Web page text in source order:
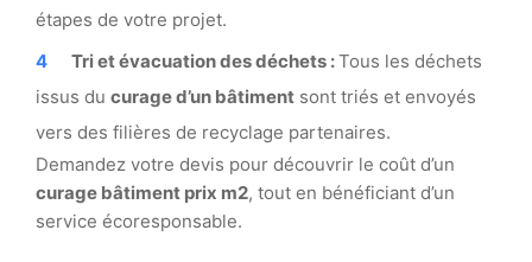
étapes de votre projet.
Tri et évacuation des déchets :Tous les déchets
issus du curage d’un bâtiment sont triés et envoyés
vers des filières de recyclage partenaires.
Demandez votre devis pour découvrir le coût d’un
curage bâtiment prix m2​, tout en bénéficiant d’un
service écoresponsable.